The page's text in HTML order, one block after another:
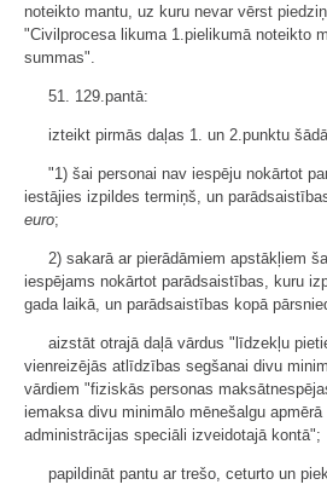
noteikto mantu, uz kuru nevar vērst
"Civilprocesa likuma 1.pielikumā noteikto
summas".
51. 129.pantā:
izteikt pirmās daļas 1. un 2.punktu
"1) šai personai nav iespēju nokārtot
iestājies izpildes termiņš, un
euro;
2) sakarā ar pierādāmiem apstākļiem
iespējams nokārtot parādsaistības, kuru
gada laikā, un parādsaistības kopā
aizstāt otrajā daļā vārdus "līdzekļu
vienreizējās atlīdzības segšanai divu
vārdiem "fiziskās personas
iemaksa divu minimālo mēnešalgu
administrācijas speciāli izveidotajā kontā";
papildināt pantu ar trešo, ceturto un